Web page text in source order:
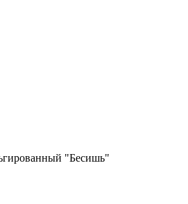
"Бесишь"